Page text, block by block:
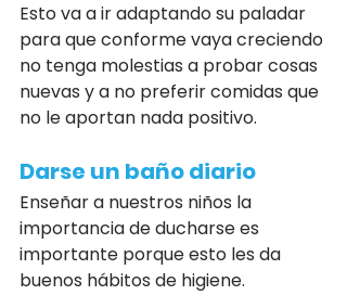
Esto va a ir adaptando su paladar
para que conforme vaya creciendo
no tenga molestias a probar cosas
nuevas y a no preferir comidas que
no le aportan nada positivo.
Darse un baño diario
Enseñar a nuestros niños la
importancia de ducharse es
importante porque esto les da
buenos hábitos de higiene.